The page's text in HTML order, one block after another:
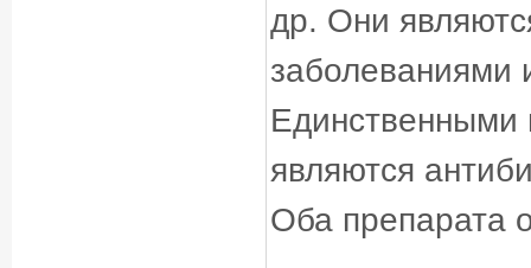
др. Они
заболеваниями
Единственными
являются
Оба препарата